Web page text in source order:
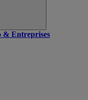
& Entreprises